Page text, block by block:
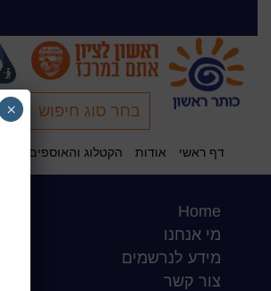
בחר סוג חיפוש
קישור לקטלוג
חיפוש כללי באתר
דף ראשי אודות הקטלוג והאוספים שלנו
Home
מי אנחנו
מידע לנרשמים
צור קשר
×